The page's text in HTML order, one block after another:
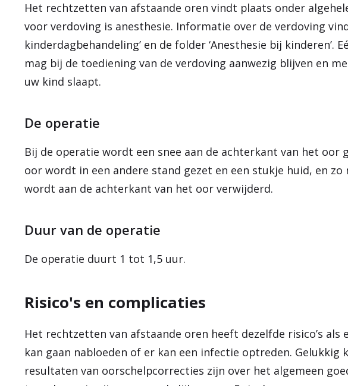
Het rechtzetten van afstaande oren vindt plaats onder
voor verdoving is anesthesie. Informatie over de verdoving
kinderdagbehandeling’ en de folder ‘Anesthesie bij kinderen’.
mag bij de toediening van de verdoving aanwezig blijven en
uw kind slaapt.
De operatie
Bij de operatie wordt een snee aan de achterkant van het oor
oor wordt in een andere stand gezet en een stukje huid, en
wordt aan de achterkant van het oor verwijderd.
Duur van de operatie
De operatie duurt 1 tot 1,5 uur.
Risico's en complicaties
Het rechtzetten van afstaande oren heeft dezelfde risico’s als
kan gaan nabloeden of er kan een infectie optreden.
resultaten van oorschelpcorrecties zijn over het algemeen